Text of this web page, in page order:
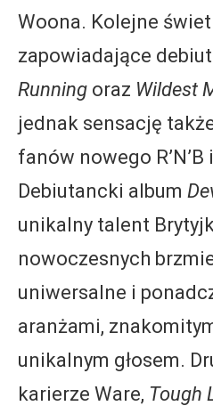
Woona. Kolejne
zapowiadające
Running oraz Wildest
jednak sensację
fanów nowego
Debiutancki album
unikalny talent
nowoczesnych
uniwersalne i
aranżami,
unikalnym głosem.
karierze Ware, Tough